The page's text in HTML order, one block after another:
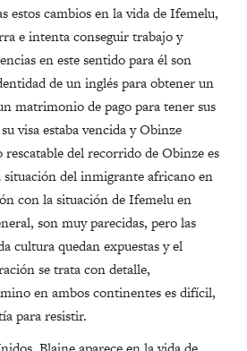
estos cambios en la vida de Ifemelu,
e intenta conseguir trabajo y
en este sentido para él son
de un inglés para obtener un
matrimonio de pago para tener sus
visa estaba vencida y Obinze
del recorrido de Obinze es
situación del inmigrante africano en
con la situación de Ifemelu en
son muy parecidas, pero las
cultura quedan expuestas y el
se trata con detalle,
en ambos continentes es difícil,
para resistir.